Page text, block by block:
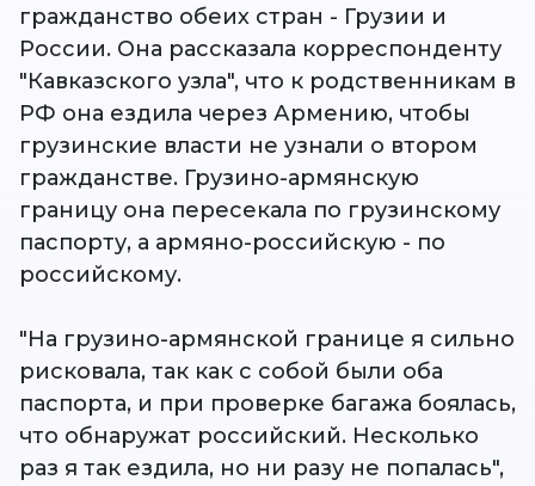
гражданство обеих стран - Грузии и
России. Она рассказала корреспонденту
"Кавказского узла", что к родственникам в
РФ она ездила через Армению, чтобы
грузинские власти не узнали о втором
гражданстве. Грузино-армянскую
границу она пересекала по грузинскому
паспорту, а армяно-российскую - по
российскому.
"На грузино-армянской границе я сильно
рисковала, так как с собой были оба
паспорта, и при проверке багажа боялась,
что обнаружат российский. Несколько
раз я так ездила, но ни разу не попалась",